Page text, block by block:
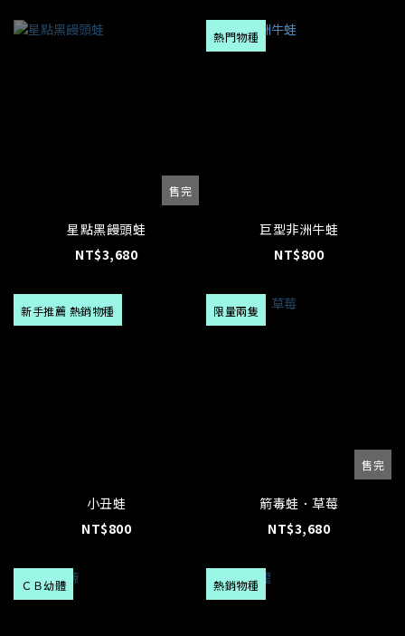
售完
星點黑饅頭蛙
NT$3,680
熱門物種
巨型非洲牛蛙
NT$800
新手推薦 熱銷物種
小丑蛙
NT$800
限量兩隻
售完
箭毒蛙．草莓
NT$3,680
ＣＢ幼體 熱銷物種